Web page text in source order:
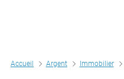
Accueil Argent Immobilier